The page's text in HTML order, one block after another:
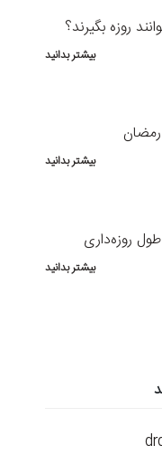
روزه بگیرند؟
بیشتر بدانید
رمضان
بیشتر بدانید
روزه‌داری
بیشتر بدانید